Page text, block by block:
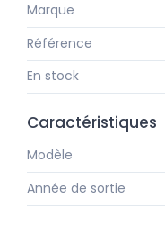
Marque
Référence
En stock
Caractéristiques
Modèle
Année de sortie